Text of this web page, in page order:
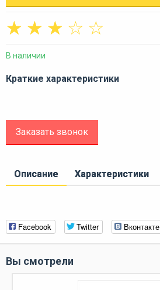
☆
☆
☆
☆
☆
В наличии
Краткие характеристики
Заказать звонок
Описание Характеристики
Facebook Twitter Вконтакте
Вы смотрели